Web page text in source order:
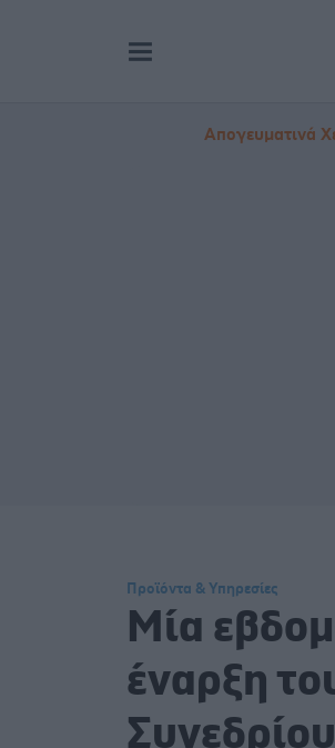
Απογευματινά
Προϊόντα & Υπηρεσίες
Μία
έναρξη